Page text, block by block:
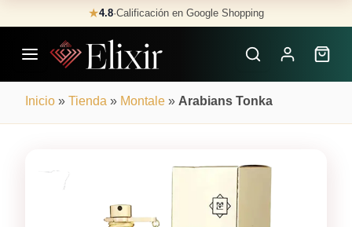
to
content
★4.8·Calificación en Google Shopping
Inicio » Tienda » Montale » Arabians Tonka